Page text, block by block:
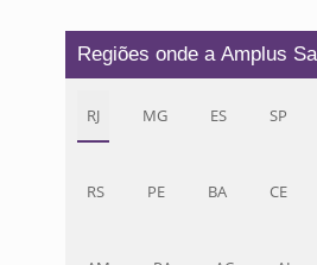
Regiões onde a Amplus
RJ MG ES SP
RS PE BA CE